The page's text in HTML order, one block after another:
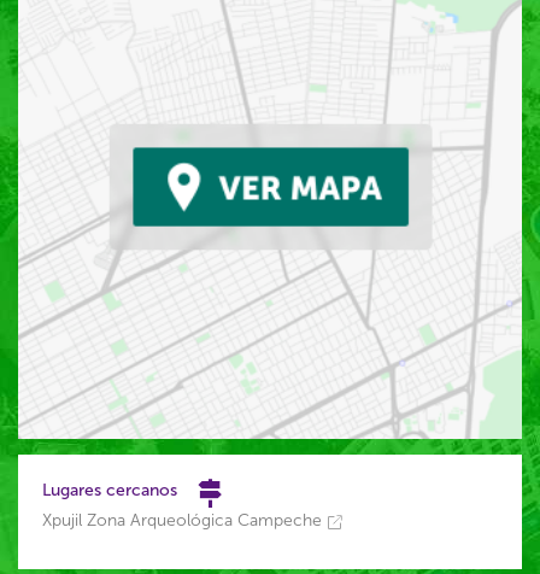
Lugares cercanos
Xpujil Zona Arqueológica Campeche